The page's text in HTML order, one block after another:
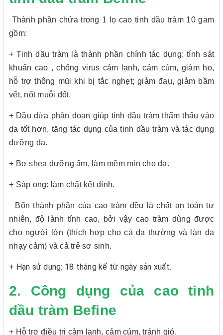
Thành phần chứa trong 1 lọ cao tinh dầu tràm 10 gam
gồm:
+ Tinh dầu tràm là thành phần chính tác dụng: tính sát
khuẩn cao , chống virus cảm lạnh, cảm cúm, giảm ho,
hỗ trợ thông mũi khi bị tắc nghẹt; giảm đau, giảm bầm
vết, nốt muỗi đốt.
+ Dầu dừa phân đoạn giúp tinh dầu tràm thẩm thấu vào
da tốt hơn, tăng tác dụng của tinh dầu tràm và tác dụng
dưỡng da.
+ Bơ shea dưỡng ẩm, làm mềm mịn cho da.
+ Sáp ong: làm chất kết dính.
Bốn thành phần của cao tràm đều là chất an toàn tự
nhiên, độ lành tính cao, bởi vậy cao tràm dùng được
cho người lớn (thích hợp cho cả da thường và làn da
nhạy cảm) và cả trẻ sơ sinh.
+ Hạn sử dụng: 18 tháng kể từ ngày sản xuất.
2. Công dụng của cao tinh
dầu tràm Befine
+ Hỗ trợ điều trị cảm lạnh, cảm cúm, tránh gió.